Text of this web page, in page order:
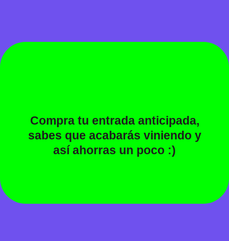
Compra tu entrada anticipada,
sabes que acabarás viniendo y
así ahorras un poco :)